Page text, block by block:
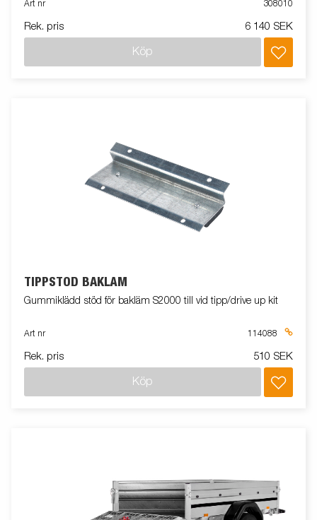
Art nr 308010
Rek. pris 6 140 SEK
Köp
TIPPSTÖD BAKLÄM
Gummiklädd stöd för bakläm S2000 till vid tipp/drive up kit
Art nr 114088
Rek. pris 510 SEK
Köp